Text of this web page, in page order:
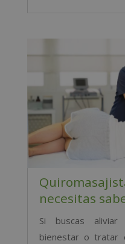
necesitas
Si buscas
bienestar o tratar